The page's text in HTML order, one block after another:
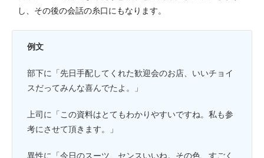
し、その後の会話の糸口にもなります。
例文
部下に「先日手配してくれた歓迎会のお店、いいチョイ
スだってみんな喜んでたよ。」
上司に「この資料はとてもわかりやすいですね。私も参
考にさせて頂きます。」
異性に「今日のスーツ、センスいいね。その色、すごく